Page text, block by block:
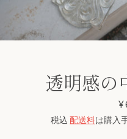
透明感の
税込 配送料は購入